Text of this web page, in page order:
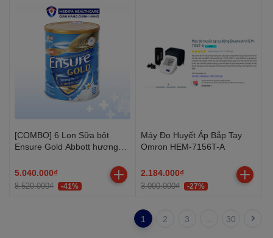
[COMBO] 6 Lon Sữa bột
Ensure Gold Abbott hương
5.040.000₫
8.520.000₫ -41%
Máy Đo Huyết Áp Bắp Tay
Omron HEM-7156T-A
2.184.000₫
3.000.000₫ -27%
1 2 3 30